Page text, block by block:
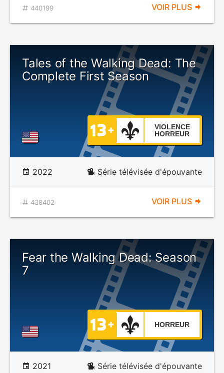
440199 VOIR PLUS
Tales of the Walking Dead: The
Complete First Season
VIOLENCE
HORREUR
2022 Série télévisée d'épouvante
438402 VOIR PLUS
Fear the Walking Dead: Season
7
HORREUR
2021 Série télévisée d'épouvante